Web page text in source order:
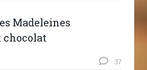
Madeleines
37